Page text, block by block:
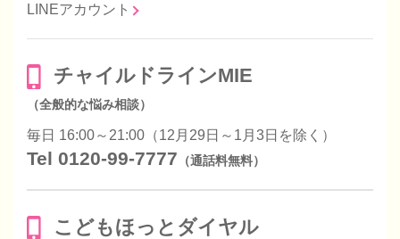
LINEアカウント
チャイルドラインMIE
（全般的な悩み相談）
毎日 16:00～21:00（12月29日～1月3日を除く）
Tel 0120-99-7777 （通話料無料）
こどもほっとダイヤル